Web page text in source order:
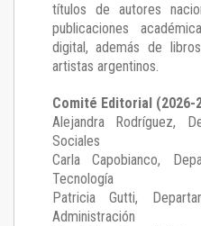
títulos de autores
publicaciones
digital, además de
artistas argentinos.
Comité Editorial (2026-
Alejandra Rodríguez,
Sociales
Carla Capobianco,
Tecnología
Patricia Gutti,
Administración